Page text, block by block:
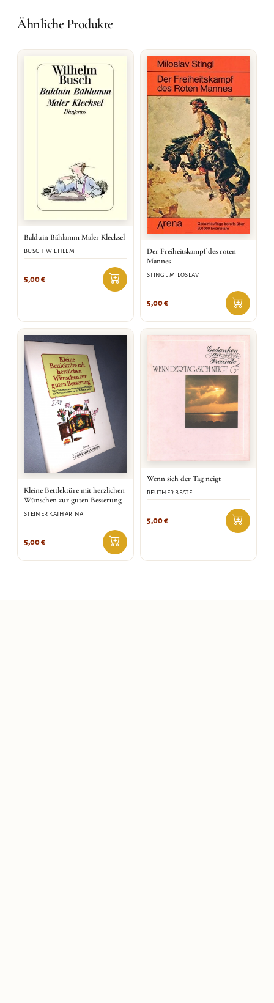
Ähnliche Produkte
Balduin Bählamm Maler Klecksel
BUSCH WILHELM
5,00€
Der Freiheitskampf des roten
Mannes
STINGL MILOSLAV
5,00€
Kleine Bettlektüre mit herzlichen
Wünschen zur guten Besserung
STEINER KATHARINA
5,00€
Wenn sich der Tag neigt
REUTHER BEATE
5,00€